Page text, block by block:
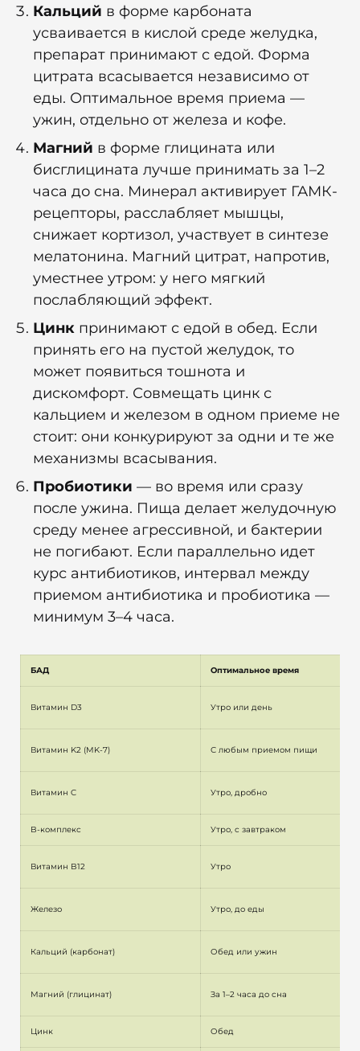
Кальций в форме карбоната
усваивается в кислой среде желудка,
препарат принимают с едой. Форма
цитрата всасывается независимо от
еды. Оптимальное время приема —
ужин, отдельно от железа и кофе.
Магний в форме глицината или
бисглицината лучше принимать за 1–2
часа до сна. Минерал активирует ГАМК-
рецепторы, расслабляет мышцы,
снижает кортизол, участвует в синтезе
мелатонина. Магний цитрат, напротив,
уместнее утром: у него мягкий
послабляющий эффект.
Цинк принимают с едой в обед. Если
принять его на пустой желудок, то
может появиться тошнота и
дискомфорт. Совмещать цинк с
кальцием и железом в одном приеме не
стоит: они конкурируют за одни и те же
механизмы всасывания.
Пробиотики — во время или сразу
после ужина. Пища делает желудочную
среду менее агрессивной, и бактерии
не погибают. Если параллельно идет
курс антибиотиков, интервал между
приемом антибиотика и пробиотика —
минимум 3–4 часа.
БАД Оптимальное время
Витамин D3 Утро или день
Витамин K2 (MK-7) С любым приемом пищи
Витамин C Утро, дробно
B-комплекс Утро, с завтраком
Витамин B12 Утро
Железо Утро, до еды
Кальций (карбонат) Обед или ужин
Магний (глицинат) За 1–2 часа до сна
Цинк Обед